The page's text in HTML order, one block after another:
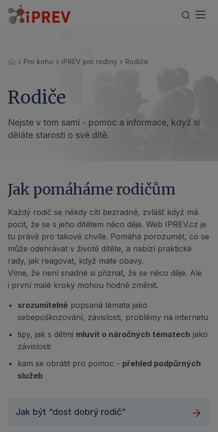
ÚvodPro koho iPREV pro rodiny Rodiče
Rodiče
Nejste v tom sami - pomoc a informace, když si
děláte starosti o své dítě.
Jak pomáháme rodičům
Každý rodič se někdy cítí bezradně, zvlášť když má
pocit, že se s jeho dítětem něco děje. Web IPREV.cz je
tu právě pro takové chvíle. Pomáhá porozumět, co se
může odehrávat v životě dítěte, a nabízí praktické
rady, jak reagovat, když máte obavy.
Víme, že není snadné si přiznat, že se něco děje. Ale
i první malé kroky mohou hodně změnit.
srozumitelně popsaná témata jako
sebepoškozování, závislosti, problémy na internetu
tipy, jak s dětmi mluvit o náročných tématech jako
závislosti
kam se obrátit pro pomoc - přehled podpůrných
služeb
Jak být “dost dobrý rodič”